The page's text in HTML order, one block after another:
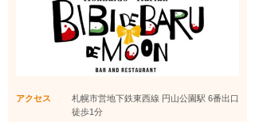
アクセス
札幌市営地下鉄東西線 円山公園駅 6番出口
徒歩1分